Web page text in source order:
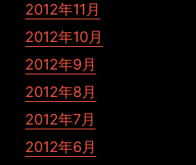
2012年11月
2012年10月
2012年9月
2012年8月
2012年7月
2012年6月